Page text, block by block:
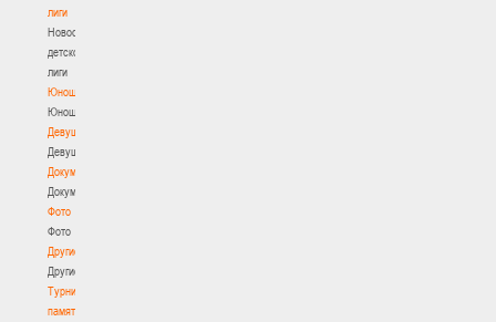
лиги
Новости
детской
лиги
Юноши
Юноши
Девушки
Девушки
Документы
Документы
Фото
Фото
Другие
Другие
Турнир
памяти